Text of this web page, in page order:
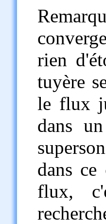
rien
tuyère
le flux
dans
dans
flux,